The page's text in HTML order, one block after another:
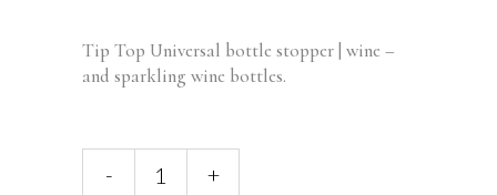
Tip Top Universal bottle stopper | wine –
and sparkling wine bottles.
- +